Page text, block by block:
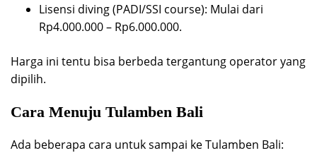
Lisensi diving (PADI/SSI course): Mulai dari
Rp4.000.000 – Rp6.000.000.
Harga ini tentu bisa berbeda tergantung operator yang
dipilih.
Cara Menuju Tulamben Bali
Ada beberapa cara untuk sampai ke Tulamben Bali: